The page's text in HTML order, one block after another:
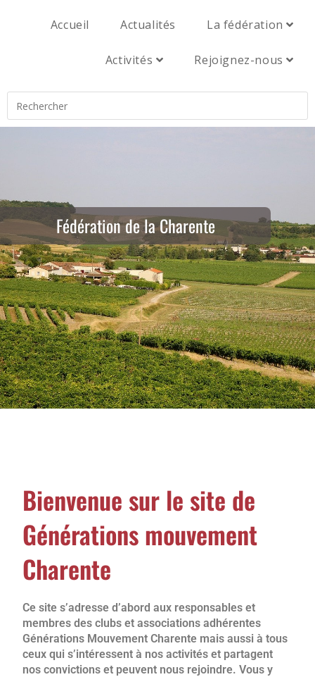
Accueil Actualités La fédération
Activités Rejoignez-nous
Fédération de la Charente
Bienvenue sur le site de
Générations mouvement
Charente
Ce site s’adresse d’abord aux responsables et
membres des clubs et associations adhérentes
Générations Mouvement Charente mais aussi à tous
ceux qui s’intéressent à nos activités et partagent
nos convictions et peuvent nous rejoindre. Vous y